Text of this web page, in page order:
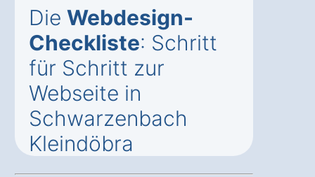
Die Webdesign-
Checkliste: Schritt
für Schritt zur
Webseite in
Schwarzenbach
Kleindöbra